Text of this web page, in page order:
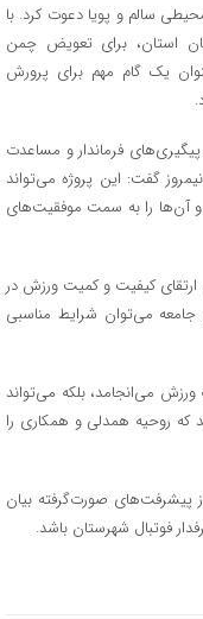
سالم و پویا دعوت کرد. با
استان، برای تعویض چمن
یک گام مهم برای پرورش
فرماندار و مساعدت
گفت: این پروژه می‌تواند
و آن‌ها را به سمت موفقیت‌های
ارتقای کیفیت و کمیت ورزش در
می‌توان شرایط مناسبی
می‌انجامد، بلکه می‌تواند
که روحیه همدلی و همکاری را
پیشرفت‌های صورت‌گرفته بیان
فوتبال شهرستان باشد.